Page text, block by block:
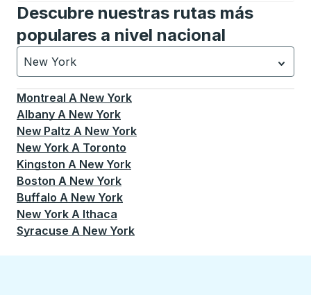
Descubre nuestras rutas más
populares a nivel nacional
New York
Currently selected: New York.La selección está
Montreal A New York
Albany A New York
New Paltz A New York
New York A Toronto
Kingston A New York
Boston A New York
Buffalo A New York
New York A Ithaca
Syracuse A New York